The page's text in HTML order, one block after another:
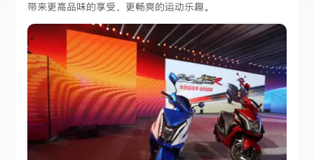
带来更高品味的享受、更畅爽的运动乐趣。